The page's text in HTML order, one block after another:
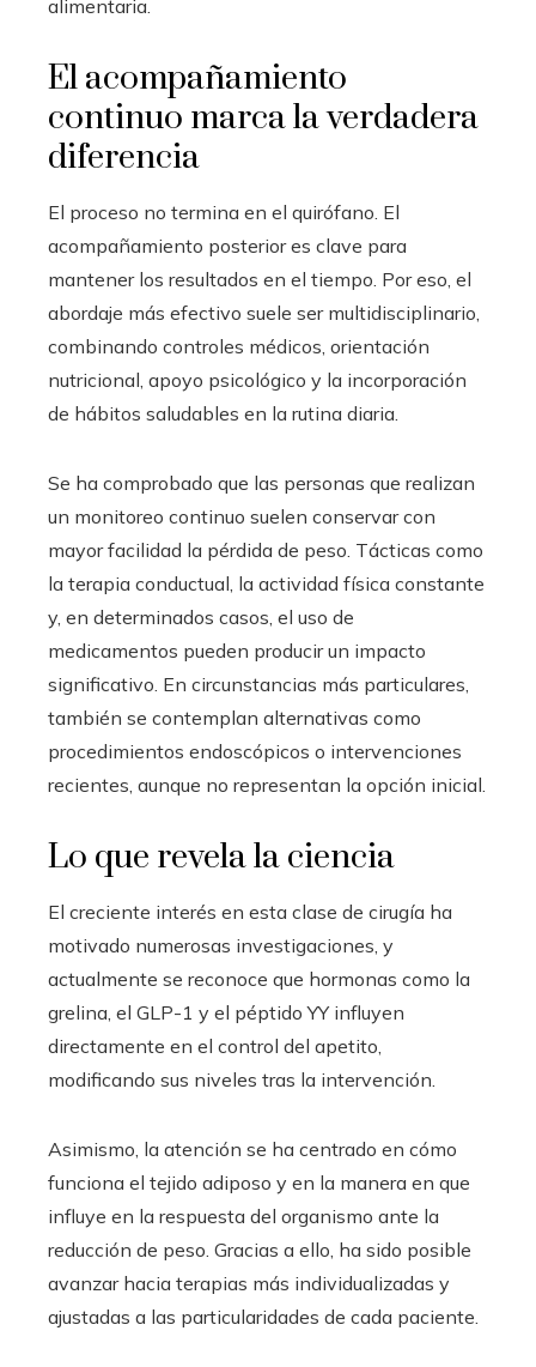
alimentaria.
El acompañamiento
continuo marca la verdadera
diferencia
El proceso no termina en el quirófano. El
acompañamiento posterior es clave para
mantener los resultados en el tiempo. Por eso, el
abordaje más efectivo suele ser multidisciplinario,
combinando controles médicos, orientación
nutricional, apoyo psicológico y la incorporación
de hábitos saludables en la rutina diaria.
Se ha comprobado que las personas que realizan
un monitoreo continuo suelen conservar con
mayor facilidad la pérdida de peso. Tácticas como
la terapia conductual, la actividad física constante
y, en determinados casos, el uso de
medicamentos pueden producir un impacto
significativo. En circunstancias más particulares,
también se contemplan alternativas como
procedimientos endoscópicos o intervenciones
recientes, aunque no representan la opción inicial.
Lo que revela la ciencia
El creciente interés en esta clase de cirugía ha
motivado numerosas investigaciones, y
actualmente se reconoce que hormonas como la
grelina, el GLP-1 y el péptido YY influyen
directamente en el control del apetito,
modificando sus niveles tras la intervención.
Asimismo, la atención se ha centrado en cómo
funciona el tejido adiposo y en la manera en que
influye en la respuesta del organismo ante la
reducción de peso. Gracias a ello, ha sido posible
avanzar hacia terapias más individualizadas y
ajustadas a las particularidades de cada paciente.